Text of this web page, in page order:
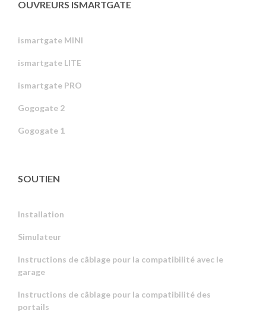
OUVREURS ISMARTGATE
ismartgate MINI
ismartgate LITE
ismartgate PRO
Gogogate 2
Gogogate 1
SOUTIEN
Installation
Simulateur
Instructions de câblage pour la compatibilité avec le
garage
Instructions de câblage pour la compatibilité des
portails